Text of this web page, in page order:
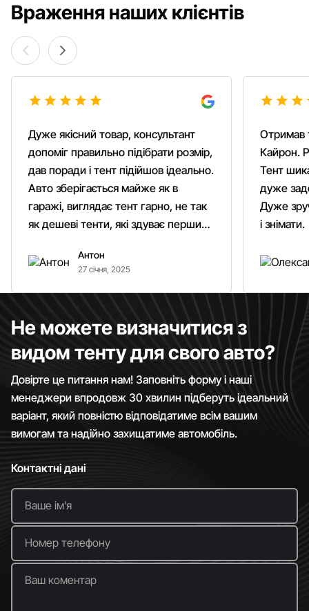
Враження наших клієнтів
Дуже якісний товар, консультант
допоміг правильно підібрати розмір,
дав поради і тент підійшов ідеально.
Авто зберігається майже як в
гаражі, виглядає тент гарно, не так
як дешеві тенти, які здуває першим
Рекомендую однозначно!
Антон
27 січня, 2025
Отримав
Кайрон.
Тент
дуже
Дуже
і знімати.
Не можете визначитися з
видом тенту для свого авто?
Довірте це питання нам! Заповніть форму і наші
менеджери впродовж 30 хвилин підберуть ідеальний
варіант, який повністю відповідатиме всім вашим
вимогам та надійно захищатиме автомобіль.
Контактні дані
Ваше імʼя
Номер телефону
Ваш коментар